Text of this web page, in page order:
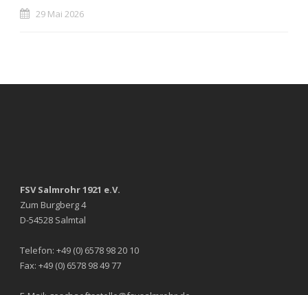
29 Mai 2026
FSV Salmrohr 1921 e.V.
Zum Burgberg 4
D-54528 Salmtal
Telefon: +49 (0) 6578 98 20 10
Fax: +49 (0) 6578 98 49 77